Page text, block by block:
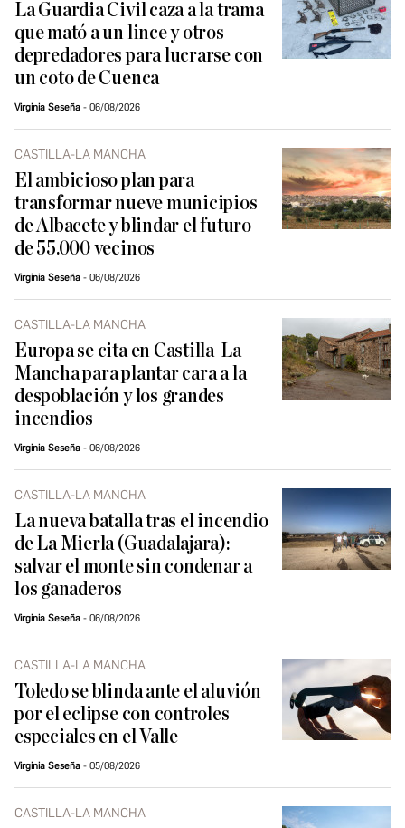
La Guardia Civil caza a la trama
que mató a un lince y otros
depredadores para lucrarse con
un coto de Cuenca
Virginia Seseña 06/08/2026
CASTILLA-LA MANCHA
El ambicioso plan para
transformar nueve municipios
de Albacete y blindar el futuro
de 55.000 vecinos
Virginia Seseña 06/08/2026
CASTILLA-LA MANCHA
Europa se cita en Castilla-La
Mancha para plantar cara a la
despoblación y los grandes
incendios
Virginia Seseña 06/08/2026
CASTILLA-LA MANCHA
La nueva batalla tras el incendio
de La Mierla (Guadalajara):
salvar el monte sin condenar a
los ganaderos
Virginia Seseña 06/08/2026
CASTILLA-LA MANCHA
Toledo se blinda ante el aluvión
por el eclipse con controles
especiales en el Valle
Virginia Seseña 05/08/2026
CASTILLA-LA MANCHA